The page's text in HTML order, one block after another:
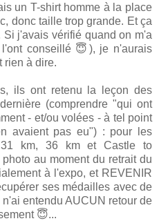
un T-shirt homme à la place
donc taille trop grande. Et ça
j'avais vérifié quand on m'a
conseillé 😇), je n'aurais
rien à dire.
ils ont retenu la leçon des
(comprendre "qui ont
- et/ou volées - à tel point
avaient pas eu") : pour les
31 km, 36 km et Castle to
au moment du retrait du
à l'expo, et REVENIR
ses médailles avec de
entendu AUCUN retour de
😇...